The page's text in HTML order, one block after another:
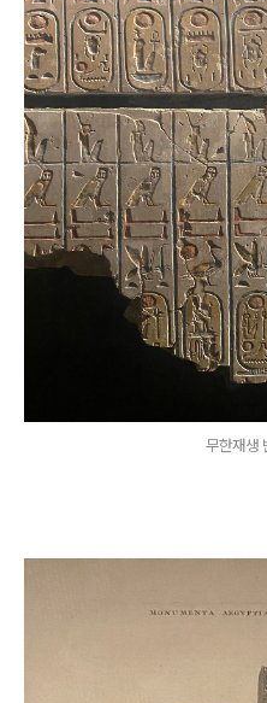
무한재생